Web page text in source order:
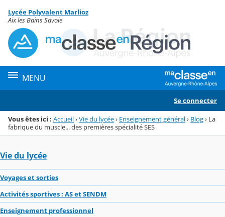
Menu de la rubrique
Contenu
Lycée Polyvalent Marlioz
Aix les Bains Savoie
MENU
Se connecter
Vous êtes ici : Accueil›Vie du lycée› Enseignement général› Blog› La
fabrique du muscle... des premières spécialité SES
Vie du lycée
Voyages et sorties
Activités sportives : AS et SENDM
Enseignement professionnel